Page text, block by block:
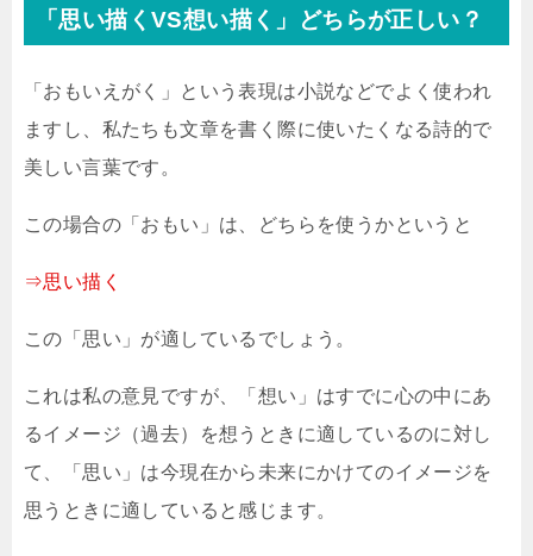
「思い描くVS想い描く」どちらが正しい？
「おもいえがく」という表現は小説などでよく使われ
ますし、私たちも文章を書く際に使いたくなる詩的で
美しい言葉です。
この場合の「おもい」は、どちらを使うかというと
⇒思い描く
この「思い」が適しているでしょう。
これは私の意見ですが、「想い」はすでに心の中にあ
るイメージ（過去）を想うときに適しているのに対し
て、「思い」は今現在から未来にかけてのイメージを
思うときに適していると感じます。